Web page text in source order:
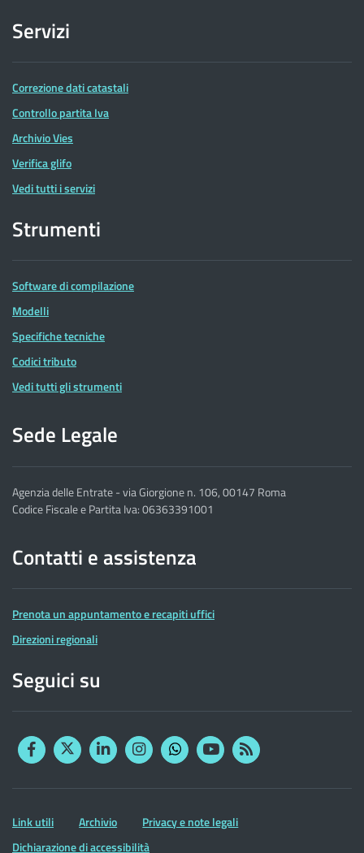
Servizi
Correzione dati catastali
Controllo partita Iva
Archivio Vies
Verifica glifo
Vedi tutti i servizi
Strumenti
Software di compilazione
Modelli
Specifiche tecniche
Codici tributo
Vedi tutti gli strumenti
Sede Legale
Agenzia delle Entrate - via Giorgione n. 106, 00147 Roma
Codice Fiscale e Partita Iva: 06363391001
Contatti e assistenza
Prenota un appuntamento e recapiti uffici
Direzioni regionali
Seguici su
FacebookTwitterLinkedinInstagram
YouTubeRSS
Altre
informazioni
Link utili Archivio
Privacy e note legali
Dichiarazione di accessibilità